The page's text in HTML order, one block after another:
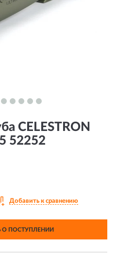
CELESTRON
52252
Добавить к сравнению
О ПОСТУПЛЕНИИ